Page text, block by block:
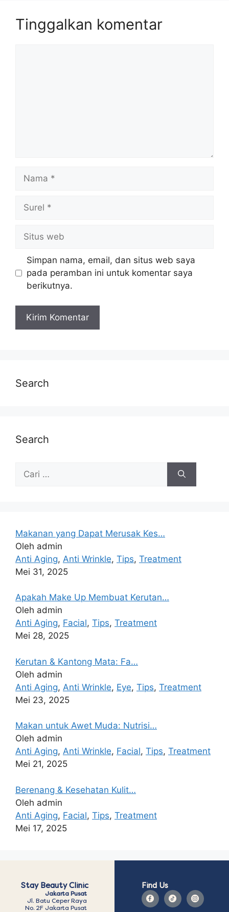
Tinggalkan komentar
Simpan nama, email, dan situs web saya
pada peramban ini untuk komentar saya
berikutnya.
Search
Search
Makanan yang Dapat Merusak Kes…
Oleh admin
Anti Aging, Anti Wrinkle, Tips, Treatment
Mei 31, 2025
Apakah Make Up Membuat Kerutan…
Oleh admin
Anti Aging, Facial, Tips, Treatment
Mei 28, 2025
Kerutan & Kantong Mata: Fa…
Oleh admin
Anti Aging, Anti Wrinkle, Eye, Tips, Treatment
Mei 23, 2025
Makan untuk Awet Muda: Nutrisi…
Oleh admin
Anti Aging, Anti Wrinkle, Facial, Tips, Treatment
Mei 21, 2025
Berenang & Kesehatan Kulit…
Oleh admin
Anti Aging, Facial, Tips, Treatment
Mei 17, 2025
Stay Beauty Clinic
Jakarta Pusat
Jl. Batu Ceper Raya
No. 2F Jakarta Pusat
Find Us